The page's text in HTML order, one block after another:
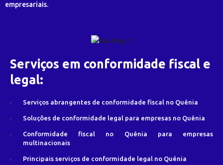
empresariais.
Serviços em conformidade fiscal e
legal:
Serviços abrangentes de conformidade fiscal no Quênia
Soluções de conformidade legal para empresas no Quênia
Conformidade fiscal no Quênia para empresas
multinacionais
Principais serviços de conformidade legal no Quênia